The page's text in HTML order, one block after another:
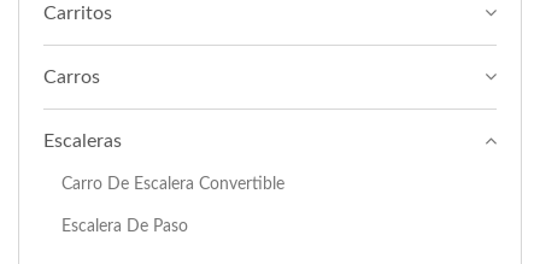
Carritos
Carros
Escaleras
Carro De Escalera Convertible
Escalera De Paso